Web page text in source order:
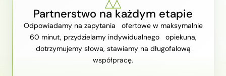
Partnerstwo na każdym etapie
Odpowiadamy na zapytania ofertowe w maksymalnie
60 minut, przydzielamy indywidualnego opiekuna,
dotrzymujemy słowa, stawiamy na długofalową
współpracę.